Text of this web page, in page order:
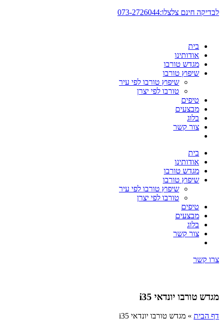
דלג
לבדיקה חינם צלצלו:073-2726044
בית
אודותינו
מגדש טורבו
שיפוץ טורבו
שיפוץ טורבו לפי עיר
טורבו לפי יצרן
טיפים
מבצעים
בלוג
צור קשר
בית
אודותינו
מגדש טורבו
שיפוץ טורבו
שיפוץ טורבו לפי עיר
טורבו לפי יצרן
טיפים
מבצעים
בלוג
צור קשר
צרו קשר
מגדש טורבו יונדאי i35
דף הבית » מגדש טורבו יונדאי i35